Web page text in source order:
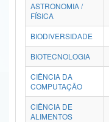
Secretaria de Governo
Advocacia-Geral da União
Banco Central do Brasil
ASTRONOMIA /
FÍSICA
BIODIVERSIDADE
BIOTECNOLOGIA
CIÊNCIA DA
COMPUTAÇÃO
CIÊNCIA DE
ALIMENTOS